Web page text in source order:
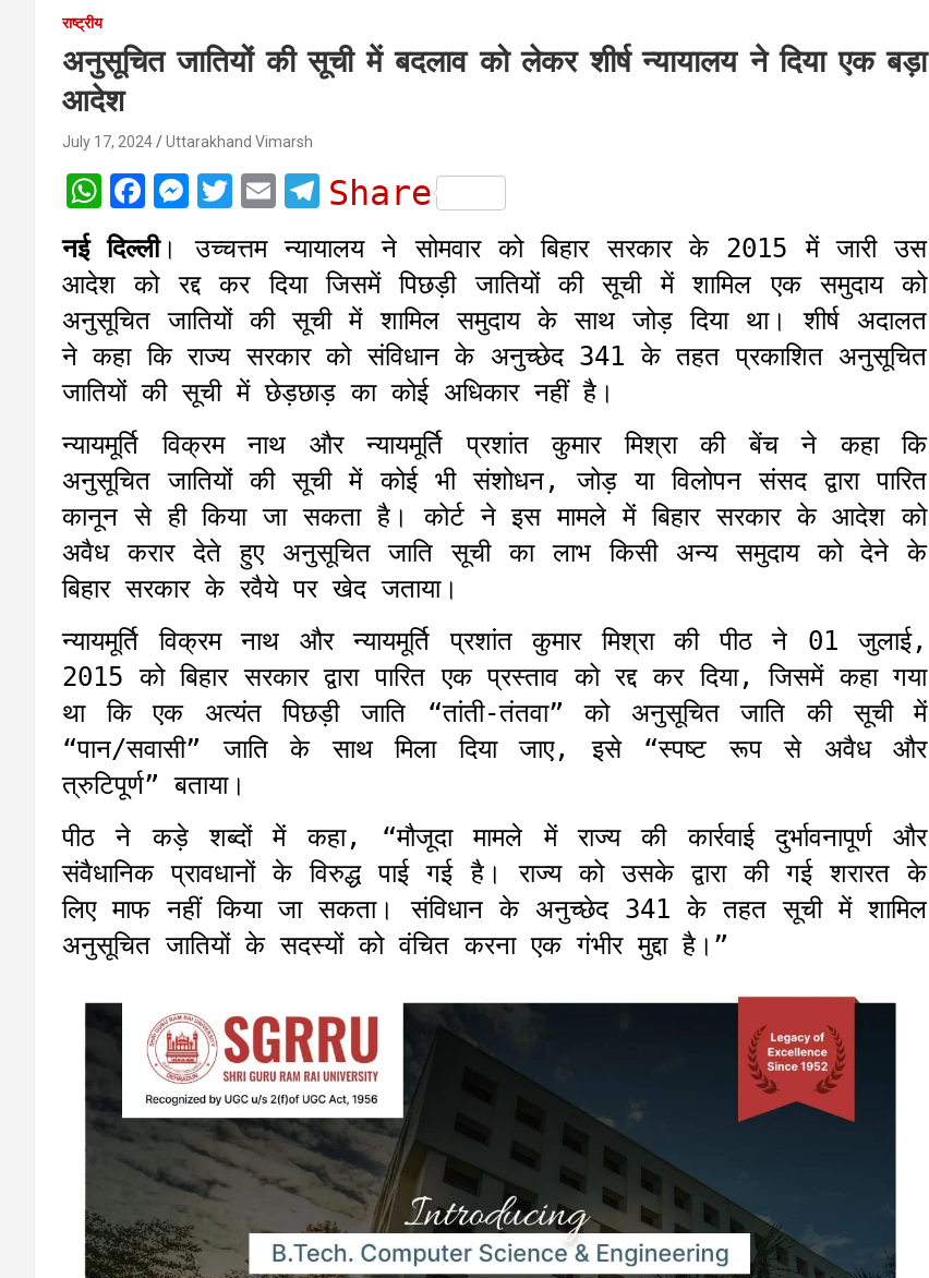
राष्ट्रीय
अनुसूचित जातियों की सूची में बदलाव को लेकर शीर्ष न्यायालय ने दिया एक बड़ा
आदेश
July 17, 2024 Uttarakhand Vimarsh
W
h
a
t
s
A
p
p
F
a
c
e
b
o
o
k
M
s
s
e
n
g
e
r
T
i
t
t
e
r
E
a
i
l
T
l
e
g
r
a
m
Share
नई दिल्ली। उच्चत्तम न्यायालय ने सोमवार को बिहार सरकार के 2015 में जारी उस
आदेश को रद्द कर दिया जिसमें पिछड़ी जातियों की सूची में शामिल एक समुदाय को
अनुसूचित जातियों की सूची में शामिल समुदाय के साथ जोड़ दिया था। शीर्ष अदालत
ने कहा कि राज्य सरकार को संविधान के अनुच्छेद 341 के तहत प्रकाशित अनुसूचित
जातियों की सूची में छेड़छाड़ का कोई अधिकार नहीं है।
न्यायमूर्ति विक्रम नाथ और न्यायमूर्ति प्रशांत कुमार मिश्रा की बेंच ने कहा कि
अनुसूचित जातियोंं की सूची में कोई भी संशोधन, जोड़ या विलोपन संसद द्वारा पारित
कानून से ही किया जा सकता है। कोर्ट ने इस मामले में बिहार सरकार के आदेश को
अवैध करार देते हुए अनुसूचित जाति सूची का लाभ किसी अन्य समुदाय को देने के
बिहार सरकार के रवैये पर खेद जताया।
न्यायमूर्ति विक्रम नाथ और न्यायमूर्ति प्रशांत कुमार मिश्रा की पीठ ने 01 जुलाई,
2015 को बिहार सरकार द्वारा पारित एक प्रस्ताव को रद्द कर दिया, जिसमें कहा गया
था कि एक अत्यंत पिछड़ी जाति “तांती-तंतवा” को अनुसूचित जाति की सूची में
“पान/सवासी” जाति के साथ मिला दिया जाए, इसे “स्पष्ट रूप से अवैध और
त्रुटिपूर्ण” बताया।
पीठ ने कड़े शब्दों में कहा, “मौजूदा मामले में राज्य की कार्रवाई दुर्भावनापूर्ण और
संवैधानिक प्रावधानों के विरुद्ध पाई गई है। राज्य को उसके द्वारा की गई शरारत के
लिए माफ नहीं किया जा सकता। संविधान के अनुच्छेद 341 के तहत सूची में शामिल
अनुसूचित जातियों के सदस्यों को वंचित करना एक गंभीर मुद्दा है।”